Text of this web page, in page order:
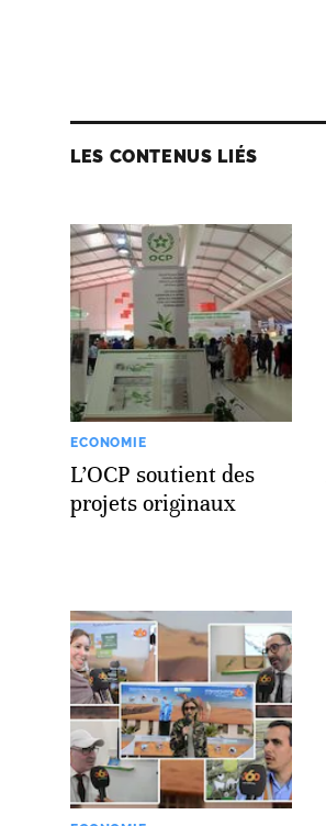
LES CONTENUS LIÉS
ECONOMIE
L’OCP soutient des
projets originaux